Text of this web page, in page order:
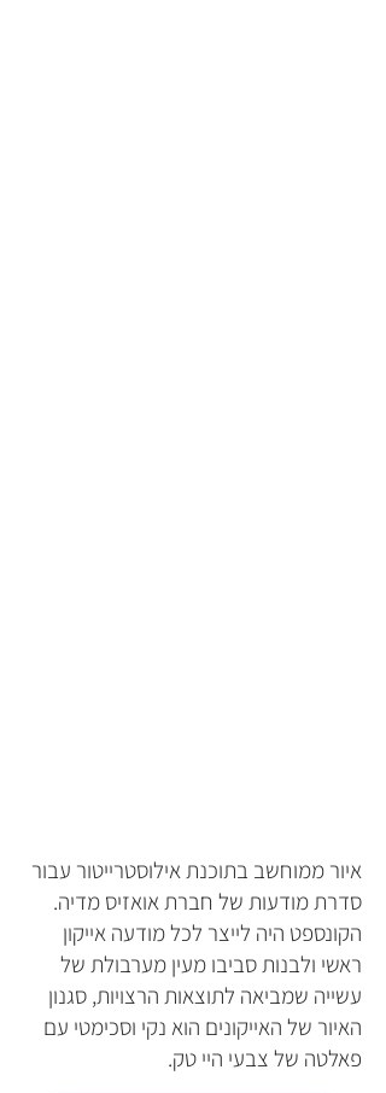
איור ממוחשב בתוכנת אילוסטרייטור עבור
סדרת מודעות של חברת אואזיס מדיה.
הקונספט היה לייצר לכל מודעה אייקון
ראשי ולבנות סביבו מעין מערבולת של
עשייה שמביאה לתוצאות הרצויות, סגנון
האיור של האייקונים הוא נקי וסכימטי עם
פאלטה של צבעי היי טק.